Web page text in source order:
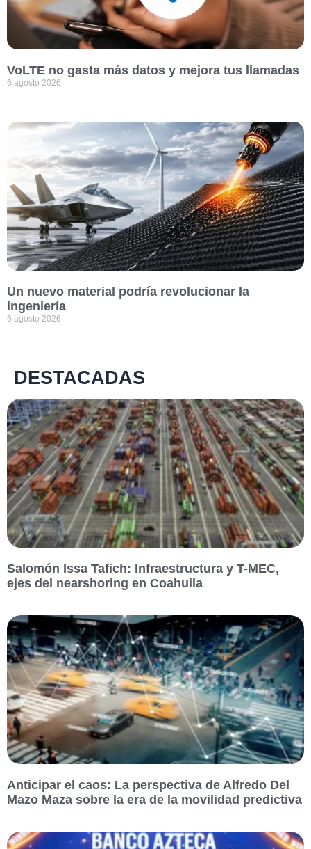
VoLTE no gasta más datos y mejora tus llamadas
6 agosto 2026
Un nuevo material podría revolucionar la
ingeniería
6 agosto 2026
DESTACADAS
Salomón Issa Tafich: Infraestructura y T-MEC,
ejes del nearshoring en Coahuila
Anticipar el caos: La perspectiva de Alfredo Del
Mazo Maza sobre la era de la movilidad predictiva